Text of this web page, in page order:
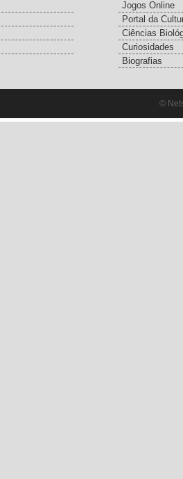
Jogos Online
Portal da
Ciências
Curiosidades
Biografias
©